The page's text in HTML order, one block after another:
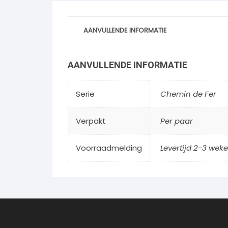
AANVULLENDE INFORMATIE
AANVULLENDE INFORMATIE
Serie Chemin de Fer
Verpakt Per paar
Voorraadmelding Levertijd 2-3